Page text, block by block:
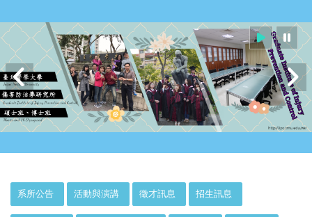
系所公告 活動與演講 徵才訊息 招生訊息